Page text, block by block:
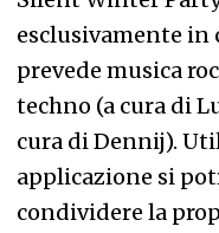
esclusivamente in
prevede musica
techno (a cura di
cura di Dennij).
applicazione si
condividere la